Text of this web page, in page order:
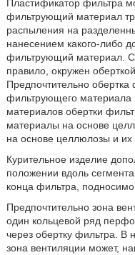
Пластификатор фильтра
фильтрующий материал
распыления на
нанесением какого-либо
фильтрующий материал.
правило, окружен
Предпочтительно обертка
фильтрующего
материалов обертки
материалы на основе
на основе целлюлозы и их
Курительное изделие
положении вдоль
конца фильтра,
Предпочтительно зона
один кольцевой ряд
через обертку фильтра. В
зона вентиляции может,